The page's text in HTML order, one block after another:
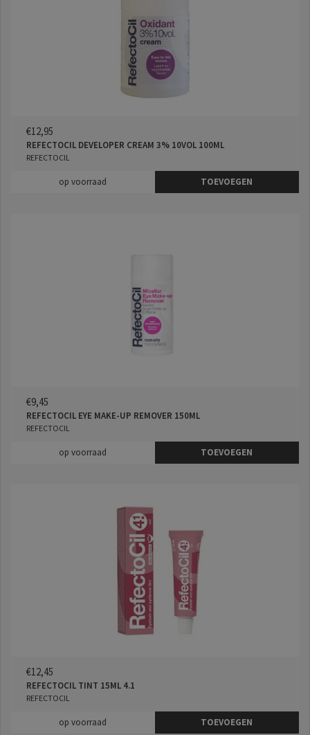
€12,95
REFECTOCIL DEVELOPER CREAM 3% 10VOL 100ML
REFECTOCIL
op voorraad TOEVOEGEN
€9,45
REFECTOCIL EYE MAKE-UP REMOVER 150ML
REFECTOCIL
op voorraad TOEVOEGEN
€12,45
REFECTOCIL TINT 15ML 4.1
REFECTOCIL
op voorraad TOEVOEGEN